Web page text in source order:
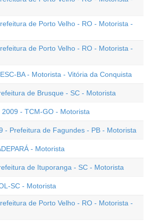
de Porto Velho - RO - Motorista -
de Porto Velho - RO - Motorista -
BA - Motorista - Vitória da Conquista
de Brusque - SC - Motorista
2009 - TCM-GO - Motorista
- Prefeitura de Fagundes - PB - Motorista
- Motorista
de Ituporanga - SC - Motorista
SC - Motorista
de Porto Velho - RO - Motorista -